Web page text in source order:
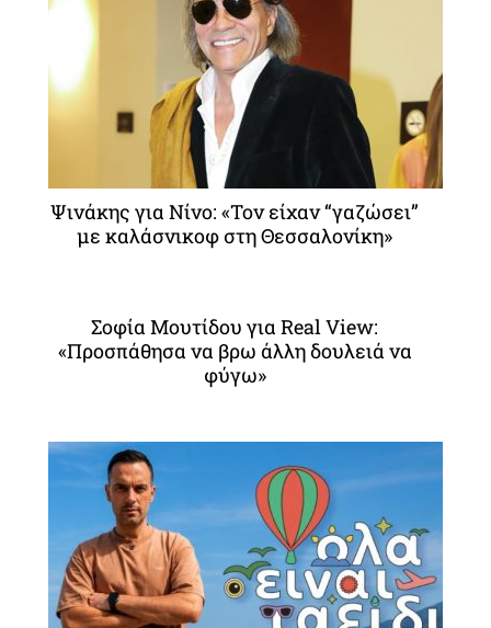
Ψινάκης για Νίνο: «Τον είχαν “γαζώσει”
με καλάσνικοφ στη Θεσσαλονίκη»
Σοφία Μουτίδου για Real View:
«Προσπάθησα να βρω άλλη δουλειά να
φύγω»